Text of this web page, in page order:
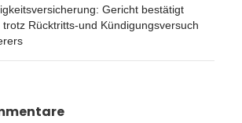
Gericht bestätigt
Rücktritts-und Kündigungsversuch